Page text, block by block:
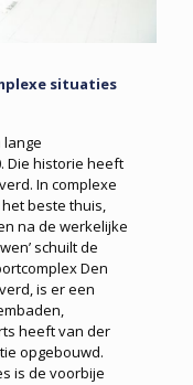
situaties
Die historie heeft
In complexe
beste thuis,
na de werkelijke
schuilt de
Den
is er een
heeft van der
opgebouwd.
is de voorbije